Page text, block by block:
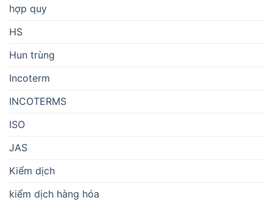
hợp quy
HS
Hun trùng
Incoterm
INCOTERMS
ISO
JAS
Kiểm dịch
kiểm dịch hàng hóa